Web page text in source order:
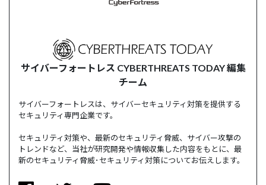
サイバーフォートレス CYBERTHREATS TODAY 編集
チーム
サイバーフォートレスは、サイバーセキュリティ対策を提供する
セキュリティ専門企業です。
セキュリティ対策や、最新のセキュリティ脅威、サイバー攻撃の
トレンドなど、当社が研究開発や情報収集した内容をもとに、最
新のセキュリティ脅威･セキュリティ対策についてお伝えします。